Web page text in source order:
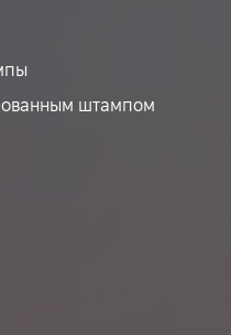
штампом